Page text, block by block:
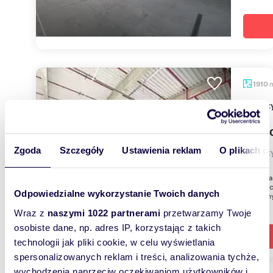
Zgoda Szczegóły Ustawienia reklam O plikach
Odpowiedzialne wykorzystanie Twoich danych
Wraz z naszymi 1022 partnerami przetwarzamy Twoje
osobiste dane, np. adres IP, korzystając z takich
technologii jak pliki cookie, w celu wyświetlania
spersonalizowanych reklam i treści, analizowania tychże,
1910
47
Do